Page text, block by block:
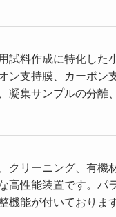
試料作成に特化した
ン支持膜、カーボン
凝集サンプルの分離
クリーニング、有機
高性能装置です。パ
機能が付いております